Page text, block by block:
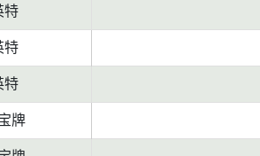
特
特
特
牌